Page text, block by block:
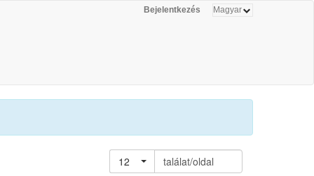
Bejelentkezés
12
találat/oldal